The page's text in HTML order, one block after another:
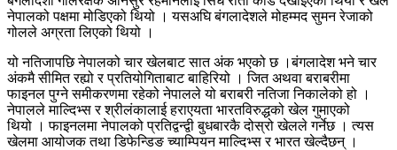
नेपालको पक्षमा मोडिएको थियो । यसअघि बंगलादेशले मोहम्मद सुमन रेजाको
गोलले अग्रता लिएको थियो ।
यो नतिजापछि नेपालको चार खेलबाट सात अंक भएको छ ।बंगलादेश भने चार
अंकमै सीमित रह्यो र प्रतियोगिताबाट बाहिरियो । जित अथवा बराबरीमा
फाइनल पुग्ने समीकरणमा रहेको नेपालले यो बराबरी नतिजा निकालेको हो ।
नेपालले माल्दिभ्स र श्रीलंकालाई हराएयता भारतविरुद्धको खेल गुमाएको
थियो । फाइनलमा नेपालको प्रतिद्वन्द्वी बुधबारकै दोस्रो खेलले गर्नेछ । त्यस
खेलमा आयोजक तथा डिफेन्डिङ च्याम्पियन माल्दिभ्स र भारत खेल्दैछन् ।